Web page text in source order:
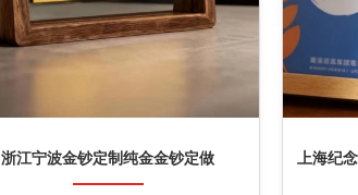
浙江宁波金钞定制纯金金钞定做
上海纪